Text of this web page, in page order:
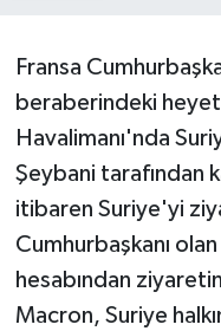
Fransa
beraberindeki
Havalimanı'nda
Şeybani tarafından
itibaren Suriye'yi
Cumhurbaşkanı
hesabından
Macron, Suriye